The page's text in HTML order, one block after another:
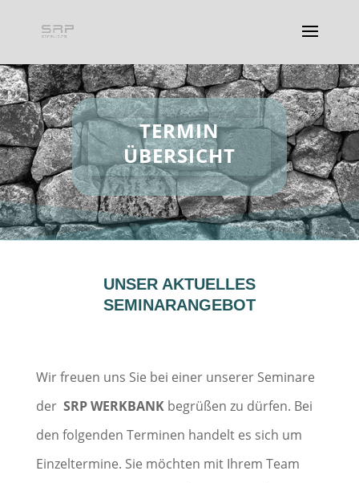
TERMIN
ÜBERSICHT
UNSER AKTUELLES
SEMINARANGEBOT
Wir freuen uns Sie bei einer unserer Seminare
der SRP WERKBANKbegrüßen zu dürfen. Bei
den folgenden Terminen handelt es sich um
Einzeltermine. Sie möchten mit Ihrem Team